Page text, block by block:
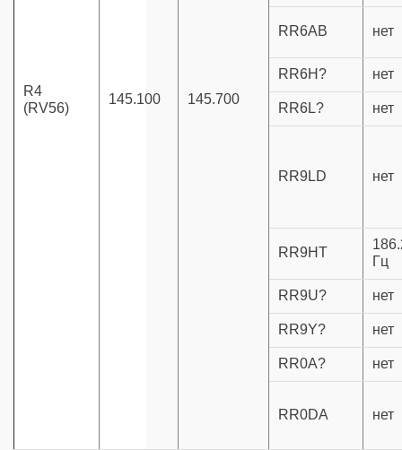
R4
(RV56)
145.100 145.700
RR6AB нет
RR6H? нет
RR6L? нет
RR9LD нет
RR9HT
Гц
RR9U? нет
RR9Y? нет
RR0A? нет
RR0DA нет